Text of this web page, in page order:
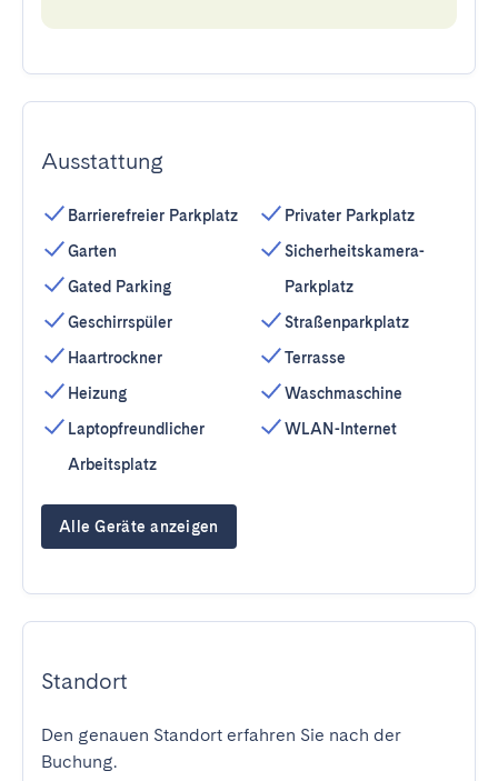
Ausstattung
Barrierefreier Parkplatz
Garten
Gated Parking
Geschirrspüler
Haartrockner
Heizung
Laptopfreundlicher
Arbeitsplatz
Privater Parkplatz
Sicherheitskamera-
Parkplatz
Straßenparkplatz
Terrasse
Waschmaschine
WLAN-Internet
Alle Geräte anzeigen
Standort
Den genauen Standort erfahren Sie nach der
Buchung.